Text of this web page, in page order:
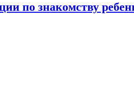
по знакомству